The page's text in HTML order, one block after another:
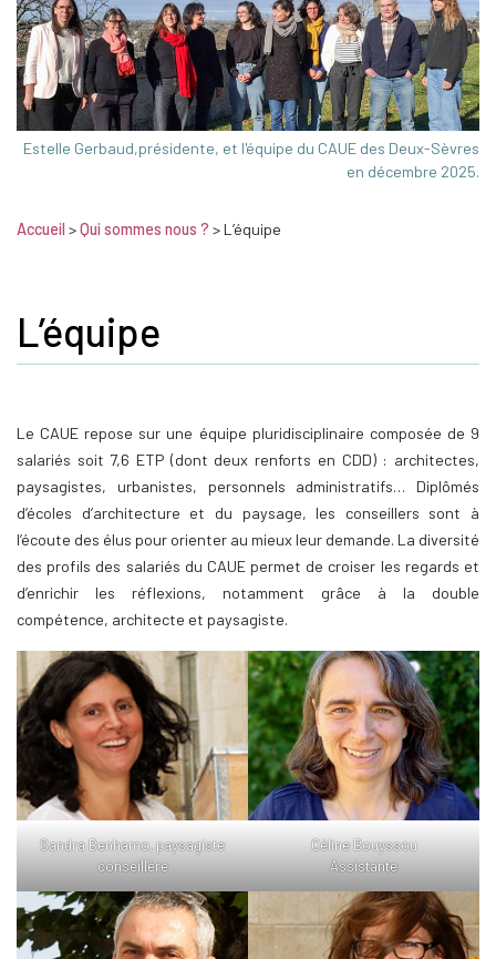
Estelle Gerbaud,présidente, et l'équipe du CAUE des Deux-Sèvres
en décembre 2025.
Accueil >Qui sommes nous ? > L’équipe
L’équipe
Le CAUE repose sur une équipe pluridisciplinaire composée de 9
salariés soit 7,6 ETP (dont deux renforts en CDD) : architectes,
paysagistes, urbanistes, personnels administratifs… Diplômés
d’écoles d’architecture et du paysage, les conseillers sont à
l’écoute des élus pour orienter au mieux leur demande. La diversité
des profils des salariés du CAUE permet de croiser les regards et
d’enrichir les réflexions, notamment grâce à la double
compétence, architecte et paysagiste.
Sandra Benhamo, paysagiste
conseillère
Céline Bouyssou
Assistante